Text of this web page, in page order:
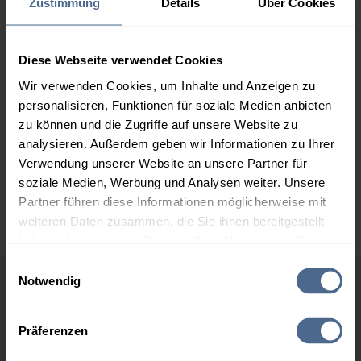
Diese Webseite verwendet Cookies
Wir verwenden Cookies, um Inhalte und Anzeigen zu
personalisieren, Funktionen für soziale Medien anbieten
zu können und die Zugriffe auf unsere Website zu
analysieren. Außerdem geben wir Informationen zu Ihrer
Verwendung unserer Website an unsere Partner für
soziale Medien, Werbung und Analysen weiter. Unsere
Partner führen diese Informationen möglicherweise mit
weiteren Daten zusammen, die Sie ihnen bereitgestellt
Notwendig
Präferenzen
186,88 €
3.000 Liter
181,71 €
181,71 €
0,00 €
5.000 Liter
175,88 €
175,88 €
0,00 €
Preise für Heizöl in Standardqualität nach Ö-Norm C 1109 in € / 100
Liter inkl. MwSt. und Lieferung bei einer Lieferstelle.
Höchst- und Tiefststände der
Heizölpreise in Mönchhof